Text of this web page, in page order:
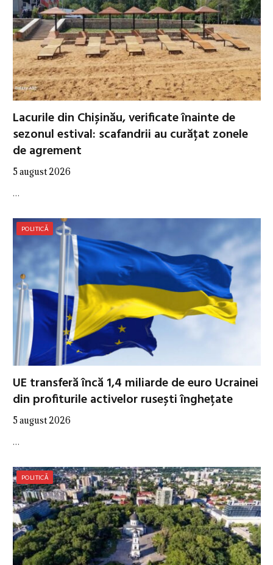
Lacurile din Chișinău, verificate înainte de
sezonul estival: scafandrii au curățat zonele
de agrement
5 august 2026
…
POLITICĂ
UE transferă încă 1,4 miliarde de euro Ucrainei
din profiturile activelor rusești înghețate
5 august 2026
…
POLITICĂ